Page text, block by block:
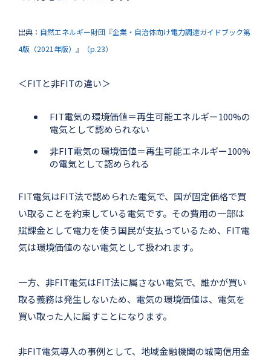
出典： 自然エネルギー財団『企業・自治体向け電力調達ガイドブック第
4版（2021年版）』（p.23）
＜FITと非FITの違い＞
FIT電気の環境価値＝再生可能エネルギー100%の
電気として認められない
非FIT電気の環境価値＝再生可能エネルギー100%
の電気として認められる
FIT電気はFIT法で認められた電気で、国が固定価格で買
い取ることを約束している電気です。その費用の一部は
賦課金として電力を使う国民が支払っているため、FIT電
気は環境価値のない電気として扱われます。
一方、非FIT電気はFIT法に属さない電気で、誰かが買い
取る義務は発生しないため、電気の環境価値は、電気を
買い取った人に属すことになります。
非FIT電気導入の事例として、地域金融機関の城南信用金